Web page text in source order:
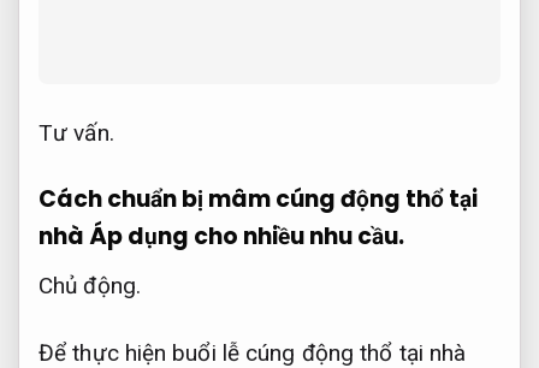
Tư vấn.
Cách chuẩn bị mâm cúng động thổ tại
nhàÁp dụng cho nhiều nhu cầu.
Chủ động.
Để thực hiện buổi lễ cúng động thổ tại nhà